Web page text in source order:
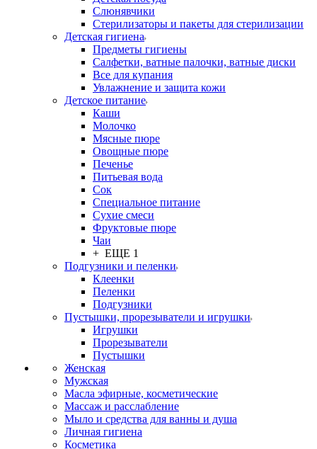
Слюнявчики
Стерилизаторы и пакеты для стерилизации
Детская гигиена
Предметы гигиены
Салфетки, ватные палочки, ватные диски
Все для купания
Увлажнение и защита кожи
Детское питание
Каши
Молочко
Мясные пюре
Овощные пюре
Печенье
Питьевая вода
Сок
Специальное питание
Сухие смеси
Фруктовые пюре
Чаи
+ ЕЩЕ 1
Подгузники и пеленки
Клеенки
Пеленки
Подгузники
Пустышки, прорезыватели и игрушки
Игрушки
Прорезыватели
Пустышки
Женская
Мужская
Масла эфирные, косметические
Массаж и расслабление
Мыло и средства для ванны и душа
Личная гигиена
Косметика